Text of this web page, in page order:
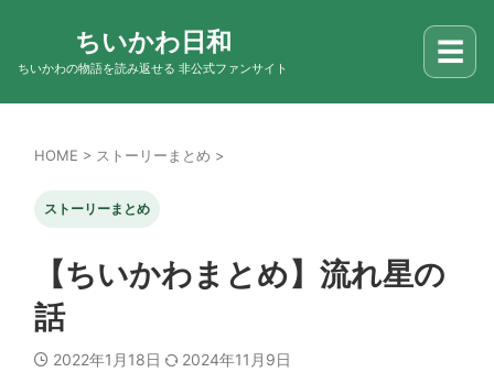
ちいかわ日和
ちいかわの物語を読み返せる 非公式ファンサイト ☰
HOME > ストーリーまとめ >
ストーリーまとめ
【ちいかわまとめ】流れ星の
話
2022年1月18日 2024年11月9日